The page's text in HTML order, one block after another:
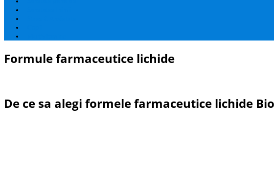
Formule farmaceutice lichide
De ce sa alegi formele farmaceutice lichide